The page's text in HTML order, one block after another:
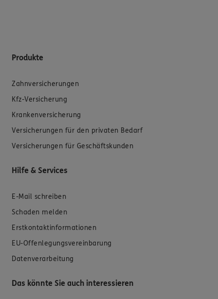
Produkte
Zahnversicherungen
Kfz-Versicherung
Krankenversicherung
Versicherungen für den privaten Bedarf
Versicherungen für Geschäftskunden
Hilfe & Services
E-Mail schreiben
Schaden melden
Erstkontaktinformationen
EU-Offenlegungsvereinbarung
Datenverarbeitung
Das könnte Sie auch interessieren